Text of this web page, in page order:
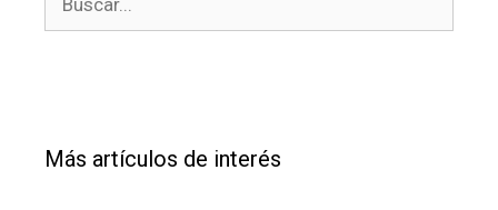
Más artículos de interés